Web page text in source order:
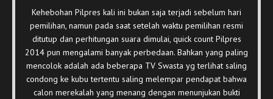
Kehebohan Pilpres kali ini bukan saja terjadi sebelum hari
pemilihan, namun pada saat setelah waktu pemilihan resmi
ditutup dan perhitungan suara dimulai, quick count Pilpres
2014 pun mengalami banyak perbedaan. Bahkan yang paling
mencolok adalah ada beberapa TV Swasta yg terlihat saling
condong ke kubu tertentu saling melempar pendapat bahwa
calon merekalah yang menang dengan menunjukan bukti